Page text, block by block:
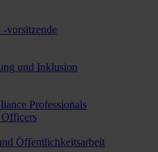
-vorsitzende
und Inklusion
Professionals
Öffentlichkeitsarbeit